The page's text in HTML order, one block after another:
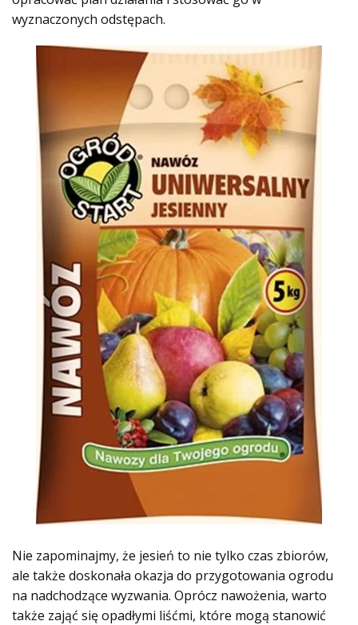
wyznaczonych odstępach.
Nie zapominajmy, że jesień to nie tylko czas zbiorów,
ale także doskonała okazja do przygotowania ogrodu
na nadchodzące wyzwania. Oprócz nawożenia, warto
także zająć się opadłymi liśćmi, które mogą stanowić